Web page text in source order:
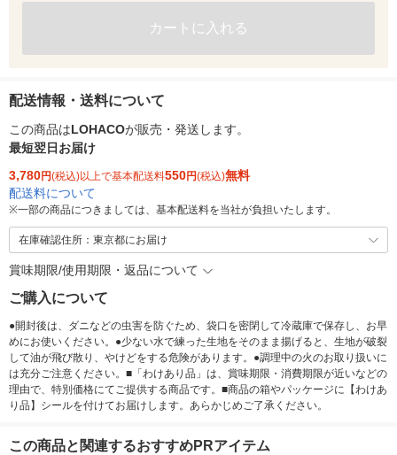
カートに入れる
配送情報・送料について
この商品はLOHACOが販売・発送します。
最短翌日お届け
3,780円(税込)以上で基本配送料550円(税込)無料
配送料について
※一部の商品につきましては、基本配送料を当社が負担いたします。
在庫確認住所：東京都にお届け
賞味期限/使用期限・返品について
ご購入について
●開封後は、ダニなどの虫害を防ぐため、袋口を密閉して冷蔵庫で保存し、お早
めにお使いください。●少ない水で練った生地をそのまま揚げると、生地が破裂
して油が飛び散り、やけどをする危険があります。●調理中の火のお取り扱いに
は充分ご注意ください。■「わけあり品」は、賞味期限・消費期限が近いなどの
理由で、特別価格にてご提供する商品です。■商品の箱やパッケージに【わけあ
り品】シールを付けてお届けします。あらかじめご了承ください。
この商品と関連するおすすめPRアイテム